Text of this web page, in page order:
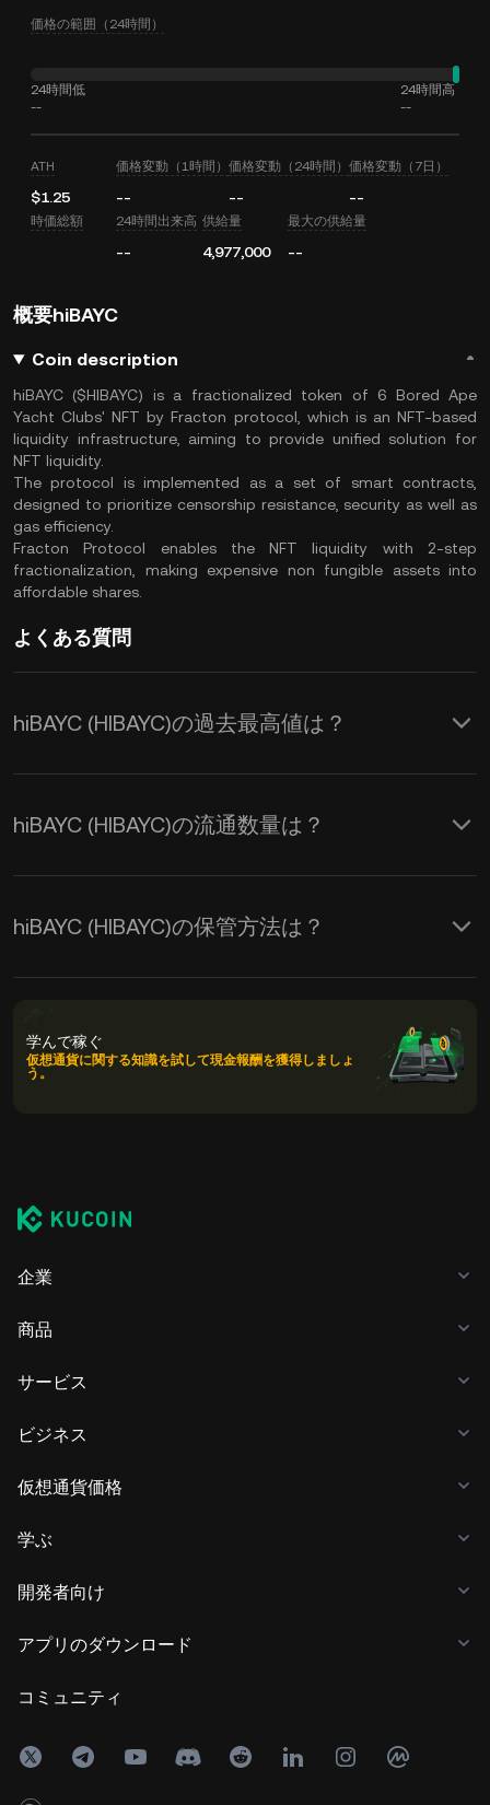
価格の範囲（24時間）
24時間低
--
24時間高
--
ATH
$1.25
価格変動（1時間）
--
価格変動（24時間）
--
価格変動（7日）
--
時価総額 24時間出来高
--
供給量
4,977,000
最大の供給量
--
概要hiBAYC
Coin description
hiBAYC ($HIBAYC) is a fractionalized token of 6 Bored Ape
Yacht Clubs' NFT by Fracton protocol, which is an NFT-based
liquidity infrastructure, aiming to provide unified solution for
NFT liquidity.
The protocol is implemented as a set of smart contracts,
designed to prioritize censorship resistance, security as well as
gas efficiency.
Fracton Protocol enables the NFT liquidity with 2-step
fractionalization, making expensive non fungible assets into
affordable shares.
よくある質問
hiBAYC (HIBAYC)の過去最高値は？
hiBAYC (HIBAYC)の流通数量は？
hiBAYC (HIBAYC)の保管方法は？
学んで稼ぐ
仮想通貨に関する知識を試して現金報酬を獲得しましょ
う。
企業
商品
サービス
ビジネス
仮想通貨価格
学ぶ
開発者向け
アプリのダウンロード
コミュニティ